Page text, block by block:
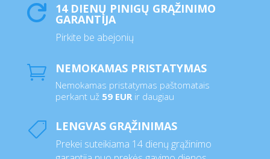
 14 DIENŲ PINIGŲ GRĄŽINIMO
GARANTIJA
Pirkite be abejonių
 NEMOKAMAS PRISTATYMAS
Nemokamas pristatymas paštomatais
perkant už 59 EURir daugiau
 LENGVAS GRĄŽINIMAS
Prekei suteikiama 14 dienų grąžinimo